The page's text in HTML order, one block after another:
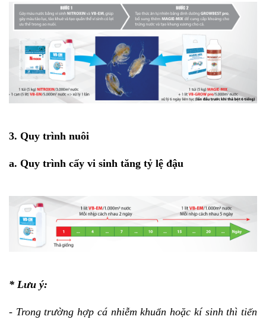
3. Quy trình nuôi
a. Quy trình cấy vi sinh tăng tỷ lệ đậu
* Lưu ý:
- Trong trường hợp cá nhiễm khuẩn hoặc kí sinh thì tiến